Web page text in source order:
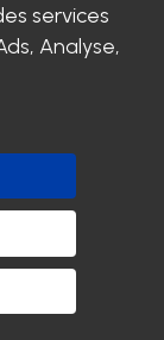
services
Analyse,